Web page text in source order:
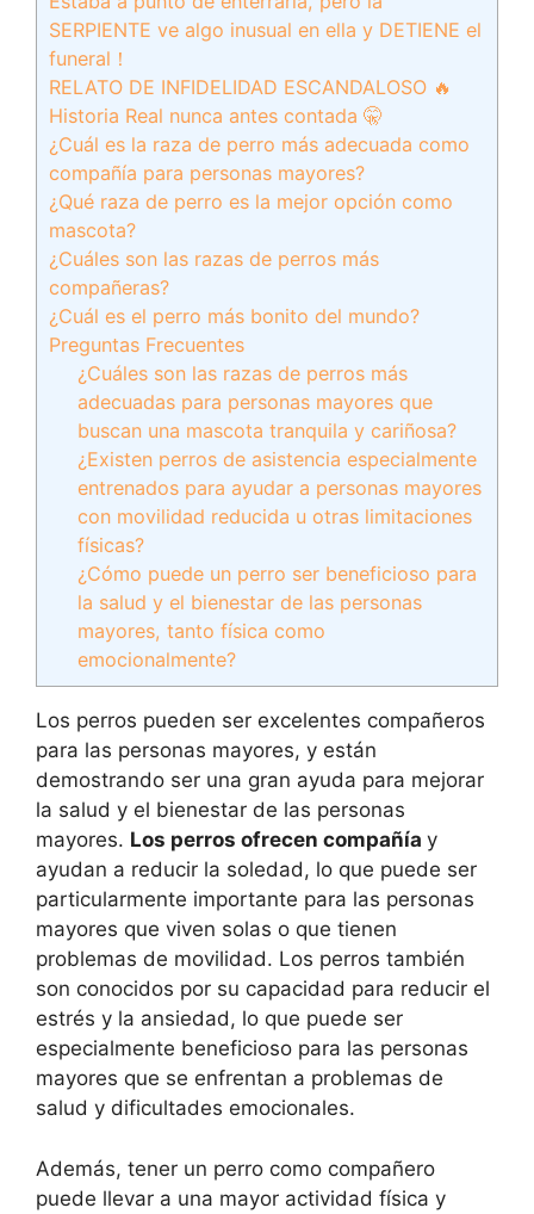
SERPIENTE ve algo inusual en ella y DETIENE el
funeral！
RELATO DE INFIDELIDAD ESCANDALOSO 🔥
Historia Real nunca antes contada 🤫
¿Cuál es la raza de perro más adecuada como
compañía para personas mayores?
¿Qué raza de perro es la mejor opción como
mascota?
¿Cuáles son las razas de perros más
compañeras?
¿Cuál es el perro más bonito del mundo?
Preguntas Frecuentes
¿Cuáles son las razas de perros más
adecuadas para personas mayores que
buscan una mascota tranquila y cariñosa?
¿Existen perros de asistencia especialmente
entrenados para ayudar a personas mayores
con movilidad reducida u otras limitaciones
físicas?
¿Cómo puede un perro ser beneficioso para
la salud y el bienestar de las personas
mayores, tanto física como
emocionalmente?
Los perros pueden ser excelentes compañeros
para las personas mayores, y están
demostrando ser una gran ayuda para mejorar
la salud y el bienestar de las personas
mayores. Los perros ofrecen compañía y
ayudan a reducir la soledad, lo que puede ser
particularmente importante para las personas
mayores que viven solas o que tienen
problemas de movilidad. Los perros también
son conocidos por su capacidad para reducir el
estrés y la ansiedad, lo que puede ser
especialmente beneficioso para las personas
mayores que se enfrentan a problemas de
salud y dificultades emocionales.
Además, tener un perro como compañero
puede llevar a una mayor actividad física y